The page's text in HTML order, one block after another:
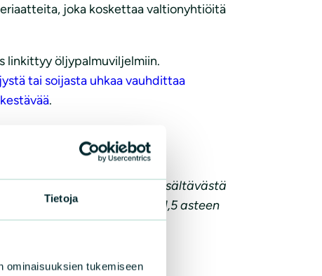
Tietoja
ominaisuuksien tukemiseen
joka koskettaa valtionyhtiöitä
linkittyy öljypalmuviljelmiin.
tai soijasta uhkaa vauhdittaa
.
huolellisuusvelvoitteen sisältävästä
Sirpa Paateroa
ja vaatia 1,5 asteen